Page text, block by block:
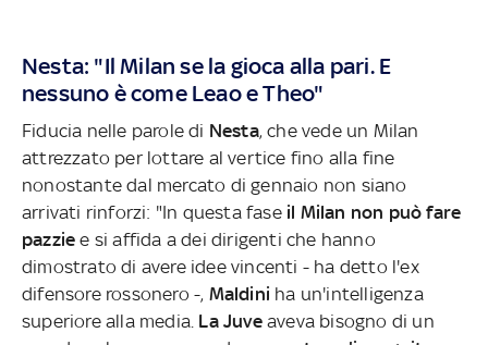
Nesta: "Il Milan se la gioca alla pari. E
nessuno è come Leao e Theo"
Fiducia nelle parole di Nesta, che vede un Milan
attrezzato per lottare al vertice fino alla fine
nonostante dal mercato di gennaio non siano
arrivati rinforzi: "In questa fase il Milan non può fare
pazzie e si affida a dei dirigenti che hanno
dimostrato di avere idee vincenti - ha detto l'ex
difensore rossonero -, Maldini ha un'intelligenza
superiore alla media. La Juveaveva bisogno di un